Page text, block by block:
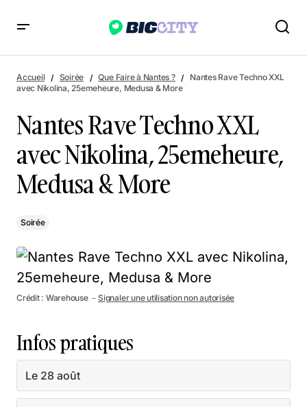
Medusa & More
Accueil Soirée Que Faire à Nantes ?
Nantes Rave Techno XXL
avec Nikolina, 25emeheure, Medusa & More
Nantes Rave Techno XXL
avec Nikolina, 25emeheure,
Medusa & More
Soirée
Crédit : Warehouse －Signaler une utilisation non autorisée
Infos pratiques
Le 28 août